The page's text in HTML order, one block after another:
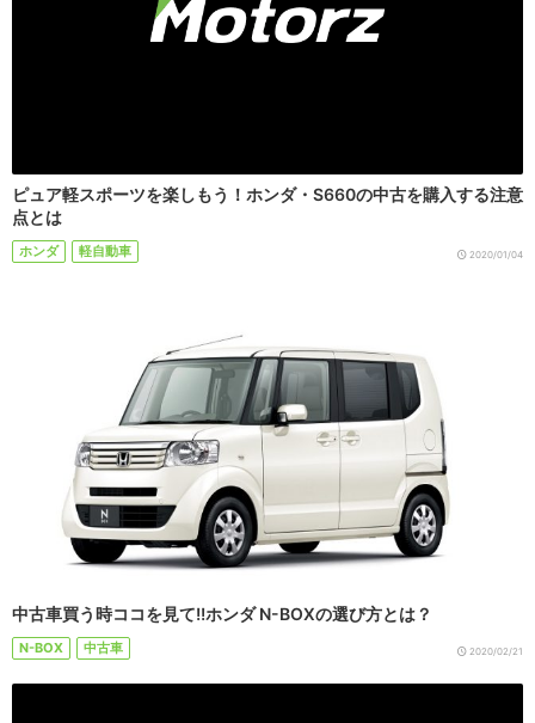
ピュア軽スポーツを楽しもう！ホンダ・S660の中古を購入する注意
点とは
ホンダ 軽自動車 2020/01/04
中古車買う時ココを見て!!ホンダ N-BOXの選び方とは？
N-BOX 中古車 2020/02/21